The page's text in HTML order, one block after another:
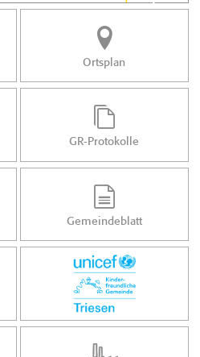
Ortsplan
GR-Protokolle
Gemeindeblatt